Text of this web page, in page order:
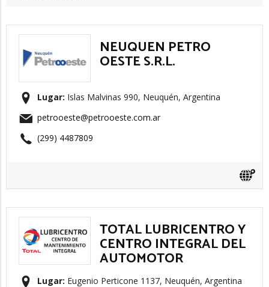
NEUQUEN PETRO
OESTE S.R.L.
Lugar: Islas Malvinas 990, Neuquén, Argentina
petrooeste@petrooeste.com.ar
(299) 4487809
TOTAL LUBRICENTRO Y
CENTRO INTEGRAL DEL
AUTOMOTOR
Lugar: Eugenio Perticone 1137, Neuquén, Argentina